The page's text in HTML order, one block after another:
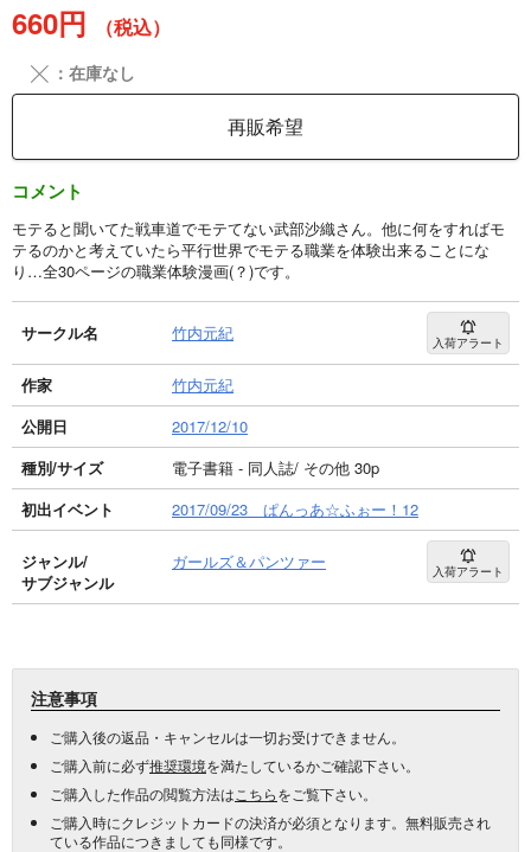
660円 （税込）
╳ ：在庫なし
再販希望
コメント
モテると聞いてた戦車道でモテてない武部沙織さん。他に何をすればモ
テるのかと考えていたら平行世界でモテる職業を体験出来ることにな
り…全30ページの職業体験漫画(？)です。
サークル名 竹内元紀 入荷アラート
作家
竹内元紀
公開日
2017/12/10
種別/サイズ
電子書籍 - 同人誌/ その他 30p
初出イベント
2017/09/23 ぱんっあ☆ふぉー！12
ジャンル/
サブジャンル
ガールズ＆パンツァー 入荷アラート
注意事項
ご購入後の返品・キャンセルは一切お受けできません。
ご購入前に必ず推奨環境を満たしているかご確認下さい。
ご購入した作品の閲覧方法は こちらをご覧下さい。
ご購入時にクレジットカードの決済が必須となります。無料販売され
ている作品につきましても同様です。